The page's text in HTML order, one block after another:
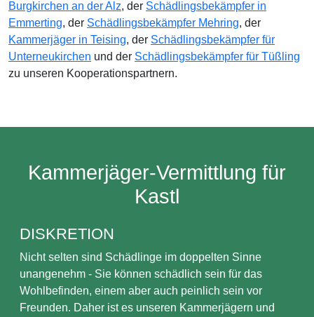
Burgkirchen an der Alz, der Schädlingsbekämpfer in
Emmerting, der Schädlingsbekämpfer Mehring, der
Kammerjäger in Teising, der Schädlingsbekämpfer für
Unterneukirchen und der Schädlingsbekämpfer für Tüßling
zu unseren Kooperationspartnern.
Kammerjäger-Vermittlung für
Kastl
DISKRETION
Nicht selten sind Schädlinge im doppelten Sinne
unangenehm - Sie können schädlich sein für das
Wohlbefinden, einem aber auch peinlich sein vor
Freunden. Daher ist es unseren Kammerjägern und